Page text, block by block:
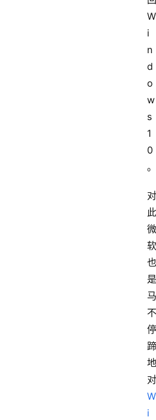
W
i
n
d
o
w
s
1
0
。
对
此
微
软
也
是
马
不
停
蹄
地
对
W
i